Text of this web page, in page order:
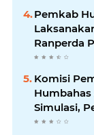
Pemkab
Ranperda
Komisi
Humbahas
Simulasi,